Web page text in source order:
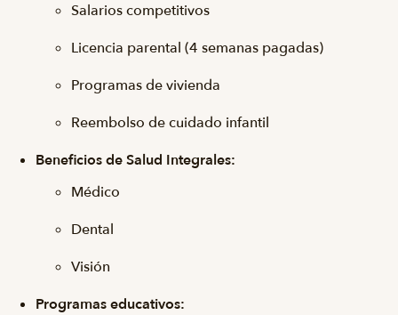
Salarios competitivos
Licencia parental (4 semanas pagadas)
Programas de vivienda
Reembolso de cuidado infantil
Beneficios de Salud Integrales:
Médico
Dental
Visión
Programas educativos: